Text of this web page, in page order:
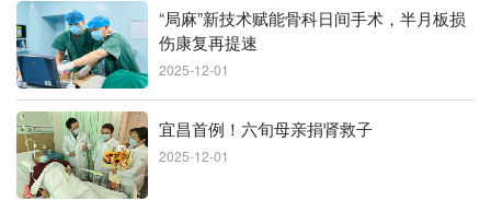
“局麻”新技术赋能骨科日间手术，半月板损
伤康复再提速
2025-12-01
宜昌首例！六旬母亲捐肾救子
2025-12-01